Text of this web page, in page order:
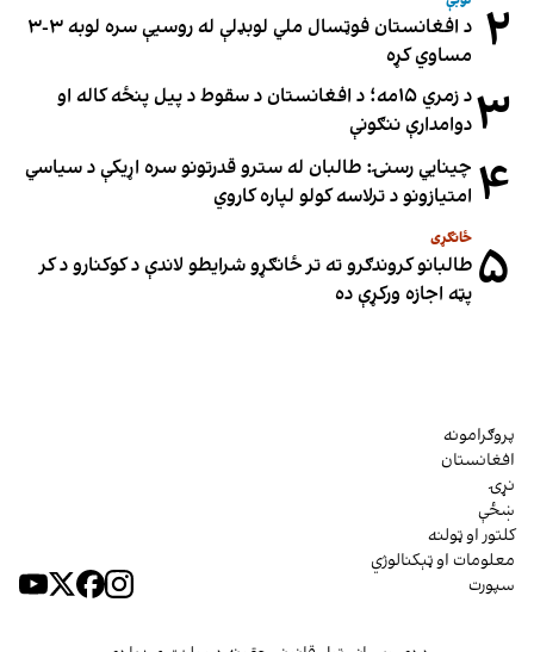
۲
د افغانستان فوټسال ملي لوبډلې له روسیې سره لوبه ۳-۳
مساوي کړه
۳
د زمري ۱۵مه؛ د افغانستان د سقوط د پیل پنځه کاله او
دوامدارې ننګونې
۴ چینایي رسنۍ: طالبان له سترو قدرتونو سره اړیکې د سیاسي
امتیازونو د ترلاسه کولو لپاره کاروي
۵ ځانګړی
طالبانو کروندګرو ته تر ځانګړو شرایطو لاندې د کوکنارو د کر
پټه اجازه ورکړې ده
پروګرامونه
افغانستان
نړۍ
ښځې
کلتور او ټولنه
معلومات او ټېکنالوژي
سپورت